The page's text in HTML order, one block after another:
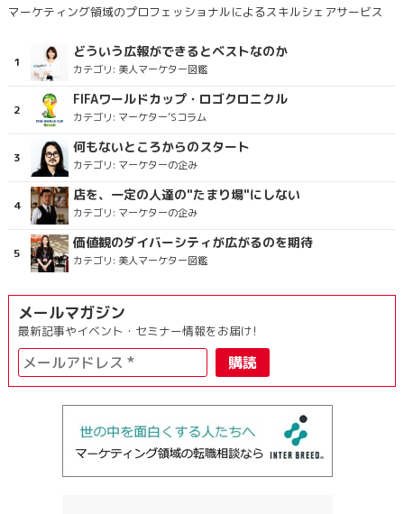
マーケティング領域のプロフェッショナルによるスキルシェアサービス
どういう広報ができるとベストなのか
カテゴリ: 美人マーケター図鑑
FIFAワールドカップ・ロゴクロニクル
カテゴリ: マーケター’Sコラム
何もないところからのスタート
カテゴリ: マーケターの企み
店を、一定の人達の"たまり場"にしない
カテゴリ: マーケターの企み
価値観のダイバーシティが広がるのを期待
カテゴリ: 美人マーケター図鑑
メールマガジン
最新記事やイベント・セミナー情報をお届け!